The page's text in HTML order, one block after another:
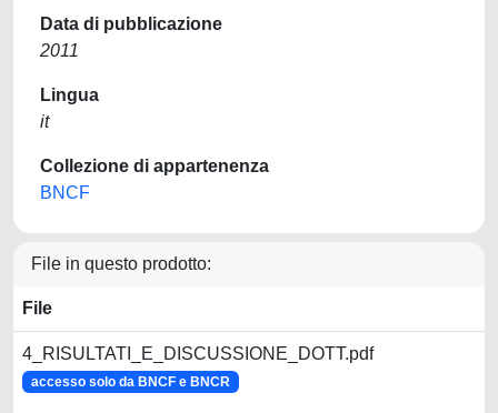
Data di pubblicazione
2011
Lingua
it
Collezione di appartenenza
BNCF
File in questo prodotto:
File
4_RISULTATI_E_DISCUSSIONE_DOTT.pdf
accesso solo da BNCF e BNCR